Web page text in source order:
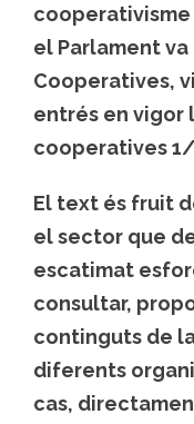
cooperativisme
el Parlament
Cooperatives,
entrés en vigor
cooperatives
El text és fruit
el sector que
escatimat
consultar,
continguts de
diferents
cas,